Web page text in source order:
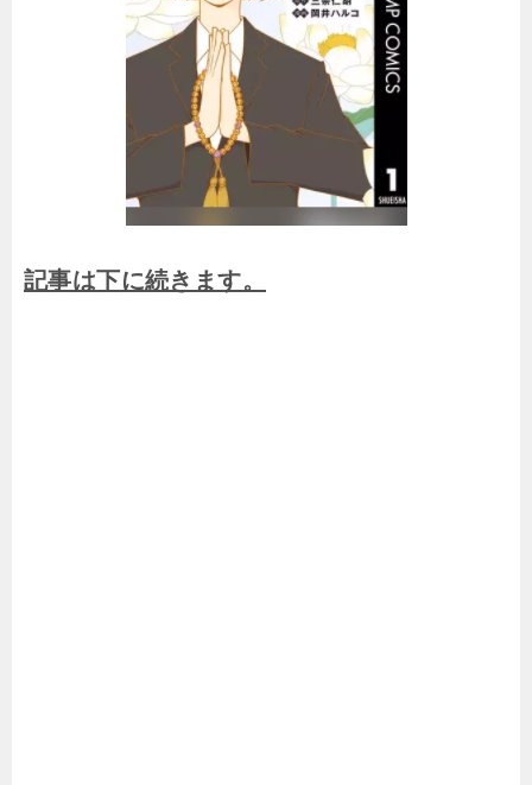
記事は下に続きます。